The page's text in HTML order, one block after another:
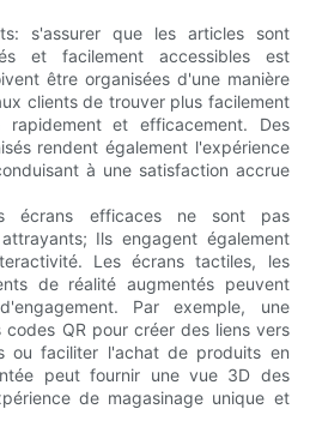
s'assurer que les articles sont
et facilement accessibles est
être organisées d'une manière
clients de trouver plus facilement
et efficacement. Des
rendent également l'expérience
à une satisfaction accrue
écrans efficaces ne sont pas
Ils engagent également
Les écrans tactiles, les
de réalité augmentés peuvent
Par exemple, une
QR pour créer des liens vers
ou faciliter l'achat de produits en
peut fournir une vue 3D des
de magasinage unique et